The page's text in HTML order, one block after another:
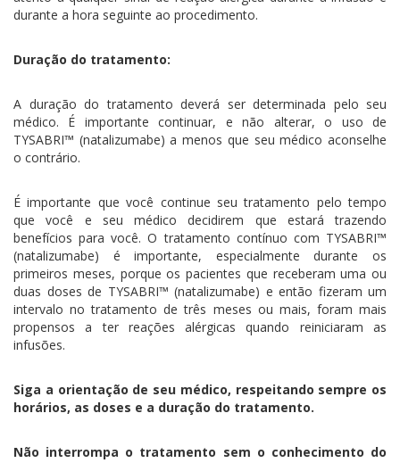
durante a hora seguinte ao procedimento.
Duração do tratamento:
A duração do tratamento deverá ser determinada pelo seu
médico. É importante continuar, e não alterar, o uso de
TYSABRI™ (natalizumabe) a menos que seu médico aconselhe
o contrário.
É importante que você continue seu tratamento pelo tempo
que você e seu médico decidirem que estará trazendo
benefícios para você. O tratamento contínuo com TYSABRI™
(natalizumabe) é importante, especialmente durante os
primeiros meses, porque os pacientes que receberam uma ou
duas doses de TYSABRI™ (natalizumabe) e então fizeram um
intervalo no tratamento de três meses ou mais, foram mais
propensos a ter reações alérgicas quando reiniciaram as
infusões.
Siga a orientação de seu médico, respeitando sempre os
horários, as doses e a duração do tratamento.
Não interrompa o tratamento sem o conhecimento do